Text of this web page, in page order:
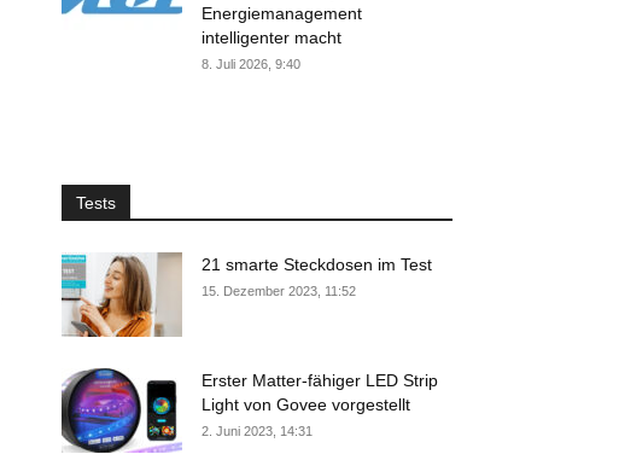
Energiemanagement
intelligenter macht
8. Juli 2026, 9:40
Tests
21 smarte Steckdosen im Test
15. Dezember 2023, 11:52
Erster Matter-fähiger LED Strip
Light von Govee vorgestellt
2. Juni 2023, 14:31